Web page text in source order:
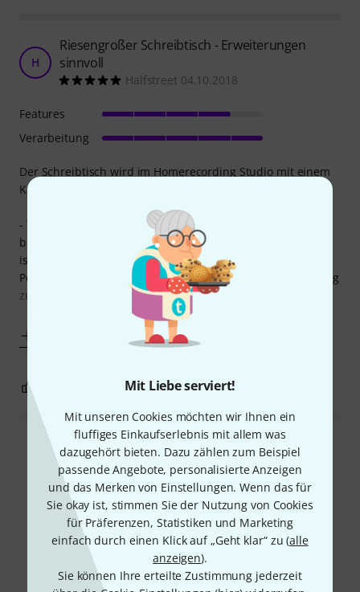
Mit Liebe serviert!
Mit unseren Cookies möchten wir Ihnen ein
fluffiges Einkaufserlebnis mit allem was
dazugehört bieten. Dazu zählen zum Beispiel
passende Angebote, personalisierte Anzeigen
und das Merken von Einstellungen. Wenn das für
Sie okay ist, stimmen Sie der Nutzung von Cookies
für Präferenzen, Statistiken und Marketing
einfach durch einen Klick auf „Geht klar“ zu (alle
anzeigen).
Sie können Ihre erteilte Zustimmung jederzeit
H
Riesengroßer Schreibtisch - Erweiterungen
sinnvoll
Halfstreet 04.10.2018
Der Schreibtisch wird im Homerecording Studio mit einem
Kawai ES8 eingesetzt und ich bin begeistert.
- Transport: Vorbildlich verpackt, die Reisekartons sind
buchstäblich stabiler als so mancher Ikea Schrank. Aber es
ist höllisch schwer. Man braucht mindestens zwei starke
Personen oder sonst drei um diesen Karton in die Wohnung
zu wuchten.
Features
Verarbeitung
BEWERTUNG MELDEN
Alle Bewertungen lesen
Schon gewusst?
Alle Videos Downloads